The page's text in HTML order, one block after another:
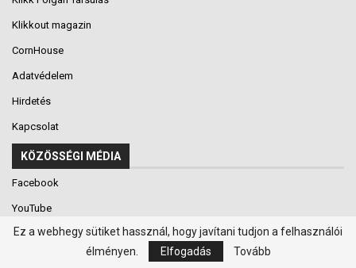
Klikkout magazin
CornHouse
Adatvédelem
Hirdetés
Kapcsolat
KÖZÖSSÉGI MÉDIA
Facebook
YouTube
Instagram
Ez a webhegy sütiket hassznál, hogy javítani tudjon a felhasználói
élményen.
Elfogadás Tovább